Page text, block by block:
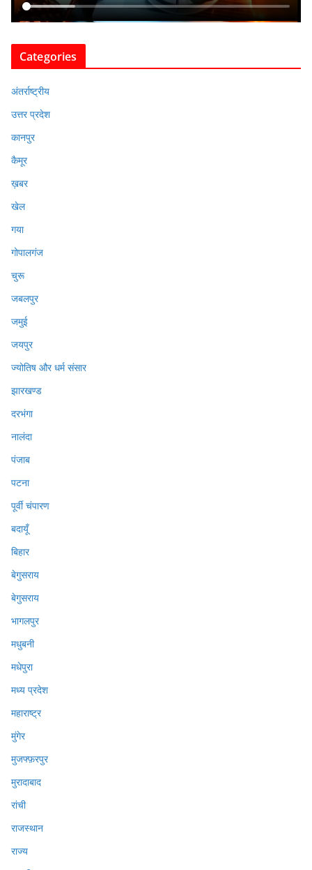
Categories
अंतर्राष्ट्रीय
उत्तर प्रदेश
कानपुर
कैमूर
ख़बर
खेल
गया
गोपालगंज
चुरू
जबलपुर
जमुई
जयपुर
ज्योतिष और धर्म संसार
झारखण्ड
दरभंगा
नालंदा
पंजाब
पटना
पूर्वी चंपारण
बदायूँ
बिहार
बेगुसराय
बेगुसराय
भागलपुर
मधुबनी
मधेपुरा
मध्य प्रदेश
महाराष्ट्र
मुंगेर
मुजफ्फ़रपुर
मुरादाबाद
रांची
राजस्थान
राज्य